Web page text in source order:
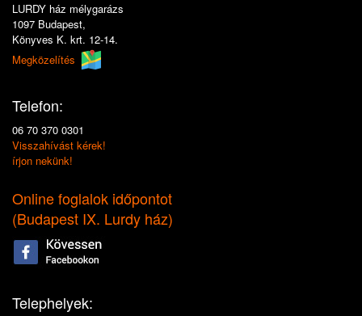
LURDY ház mélygarázs
1097 Budapest,
Könyves K. krt. 12-14.
Megközelítés
Telefon:
06 70 370 0301
Visszahívást kérek!
írjon nekünk!
Online foglalok időpontot
(Budapest IX. Lurdy ház)
Telephelyek: